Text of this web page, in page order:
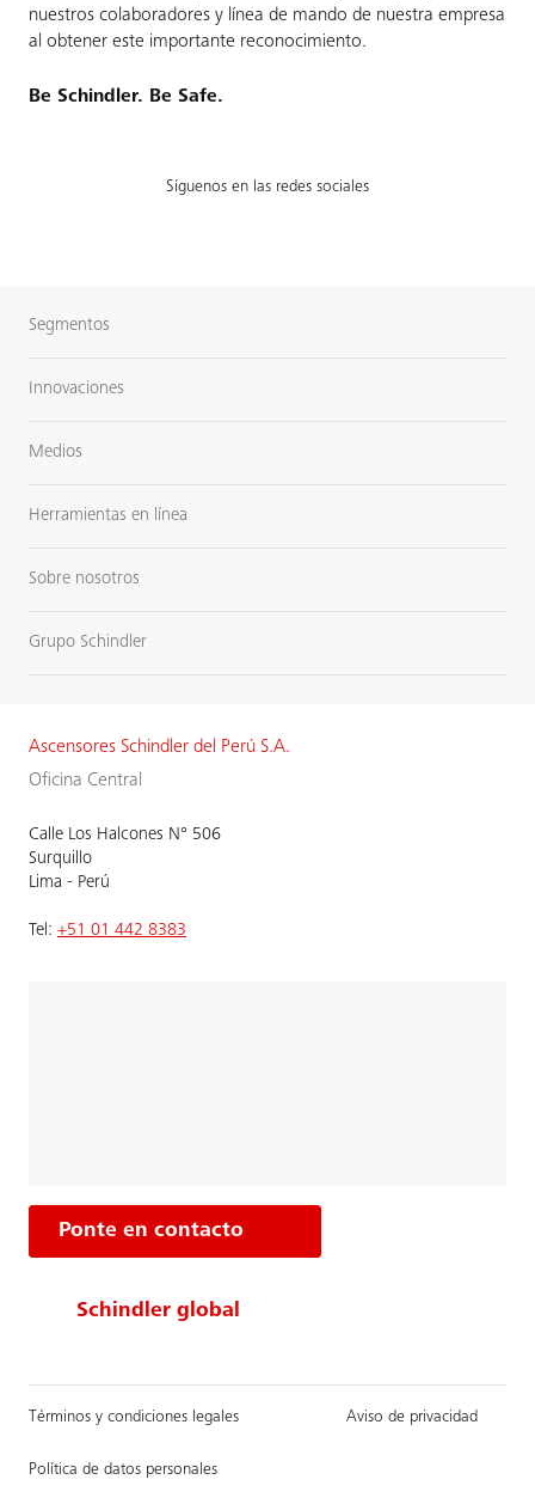
nuestros colaboradores y línea de mando de nuestra empresa
al obtener este importante reconocimiento.
Be Schindler. Be Safe.
Síguenos en las redes sociales
Segmentos
Innovaciones
Medios
Herramientas en línea
Sobre nosotros
Grupo Schindler
Ascensores Schindler del Perú S.A.
Oficina Central
Calle Los Halcones N° 506
Surquillo
Lima - Perú
Tel: +51 01 442 8383
Ponte en contacto
Schindler global
Términos y condiciones legales Aviso de privacidad
Política de datos personales